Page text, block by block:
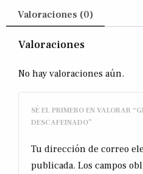
Valoraciones (0)
Valoraciones
No hay valoraciones aún.
SÉ EL PRIMERO EN VALORAR
DESCAFEINADO”
Tu dirección de correo
publicada. Los campos